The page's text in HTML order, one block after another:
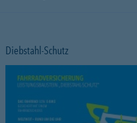
Diebstahl-Schutz